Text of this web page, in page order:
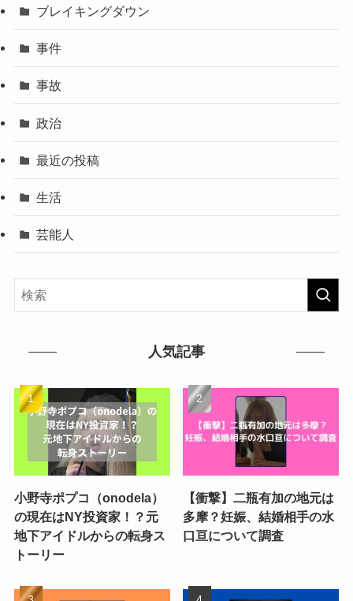
ブレイキングダウン
事件
事故
政治
最近の投稿
生活
芸能人
人気記事
小野寺ポプコ（onodela）
の現在はNY投資家！？元
地下アイドルからの転身ス
トーリー
【衝撃】二瓶有加の地元は
多摩？妊娠、結婚相手の水
口亘について調査